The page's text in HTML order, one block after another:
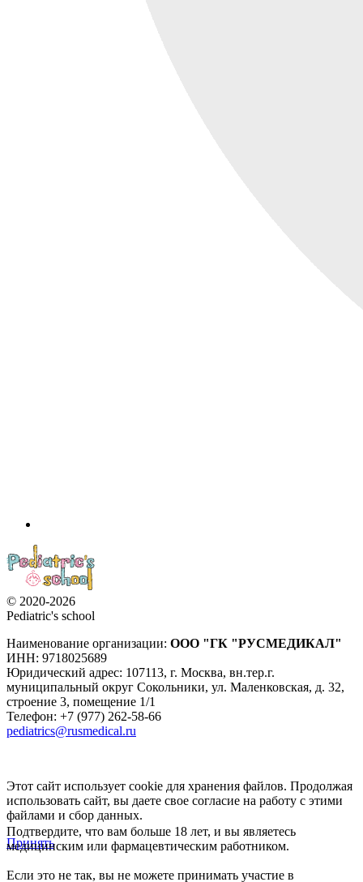
© 2020-2026
Pediatric's school
Наименование организации: ООО "ГК "РУСМЕДИКАЛ"
ИНН: 9718025689
Юридический адрес: 107113, г. Москва, вн.тер.г.
муниципальный округ Сокольники, ул. Маленковская, д. 32,
строение 3, помещение 1/1
Телефон: +7 (977) 262-58-66
pediatrics@rusmedical.ru
Этот сайт использует cookie для хранения файлов. Продолжая
использовать сайт, вы даете свое согласие на работу с этими
файлами и сбор данных.
Принять
Подтвердите, что вам больше 18 лет, и вы являетесь
медицинским или фармацевтическим работником.
Если это не так, вы не можете принимать участие в